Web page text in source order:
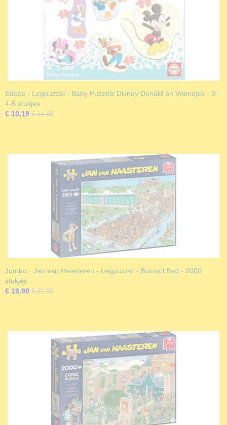
Educa - Legpuzzel - Baby Puzzels Disney Donald en Vriendjes - 3-
4-5 stukjes
€ 10,19 € 11,99
Jumbo - Jan van Haasteren - Legpuzzel - Bomvol Bad - 2000
stukjes
€ 19,99 € 31,00